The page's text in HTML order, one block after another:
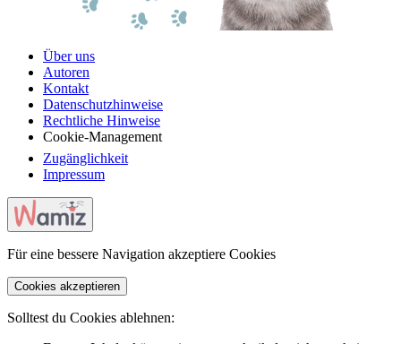
Über uns
Autoren
Kontakt
Datenschutzhinweise
Rechtliche Hinweise
Cookie-Management
Zugänglichkeit
Impressum
Für eine bessere Navigation akzeptiere Cookies
Cookies akzeptieren
Solltest du Cookies ablehnen: